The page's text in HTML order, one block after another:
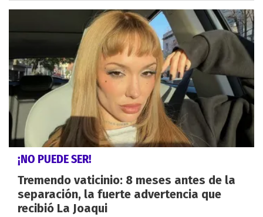
¡NO PUEDE SER!
Tremendo vaticinio: 8 meses antes de la
separación, la fuerte advertencia que
recibió La Joaqui